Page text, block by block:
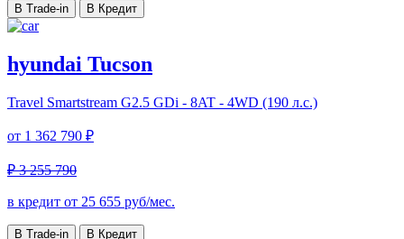
В Trade-in В Кредит
hyundai Tucson
Travel Smartstream G2.5 GDi - 8AT - 4WD (190 л.с.)
от 1 362 790 ₽
₽ 3 255 790
в кредит от 25 655 руб/мес.
В Trade-in В Кредит